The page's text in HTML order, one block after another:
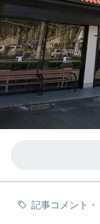
記事コメント ・